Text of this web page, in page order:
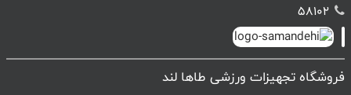
58102
فروشگاه تجهیزات ورزشی طاها لند